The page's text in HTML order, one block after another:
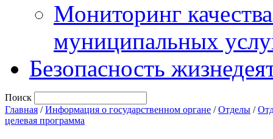
Мониторинг
муниципальных
Безопасность
Поиск
Главная /Информация о государственном органе /Отделы /
целевая программа